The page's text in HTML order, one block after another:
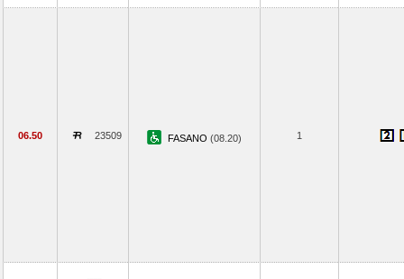
06.50 23509 FASANO (08.20) 1